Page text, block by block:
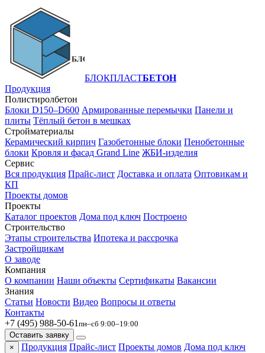
БЛОКПЛАСТБЕТОН
Продукция
Полистиролбетон
Блоки D150–D600 Армированные перемычки Панели и
плиты Тёплый бетон в мешках
Стройматериалы
Керамический кирпич Газобетонные блоки Пенобетонные
блоки Кровля и фасад Grand Line ЖБИ-изделия
Сервис
Вся продукция Прайс-лист Доставка и оплата Оптовикам и
КП
Проекты домов
Проекты
Каталог проектов Дома под ключ Построено
Строительство
Этапы строительства Ипотека и рассрочка
Застройщикам
О заводе
Компания
О компании Наши объекты Сертификаты Вакансии
Знания
Статьи Новости Видео Вопросы и ответы
Контакты
+7 (495) 988-50-61 пн–сб 9:00–19:00
Оставить заявку
×
Продукция Прайс-лист Проекты домов Дома под ключ